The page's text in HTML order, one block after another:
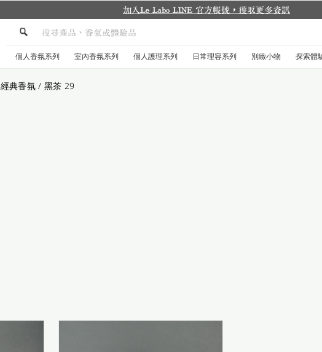
個人香氛系列 室內香氛系列 個人護理系列 日常理容系列 別緻小物 探索體
經典香氛 / 黑茶 29